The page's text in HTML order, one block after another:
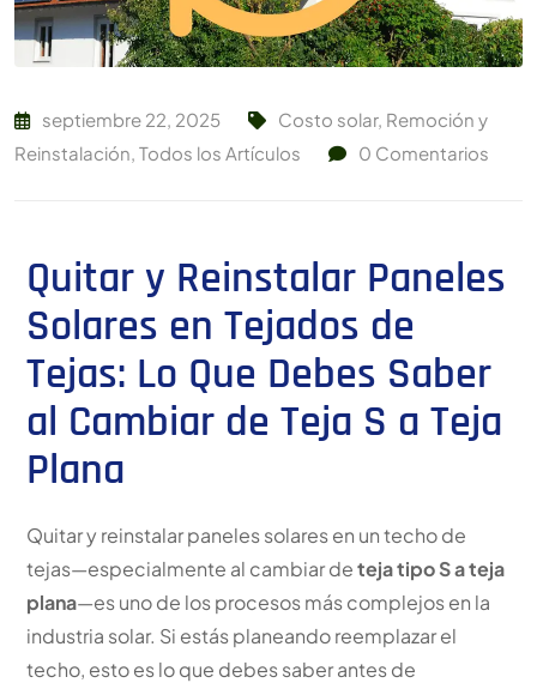
septiembre 22, 2025 Costo solar, Remoción y
Reinstalación, Todos los Artículos 0 Comentarios
Quitar y Reinstalar Paneles
Solares en Tejados de
Tejas: Lo Que Debes Saber
al Cambiar de Teja S a Teja
Plana
Quitar y reinstalar paneles solares en un techo de
tejas—especialmente al cambiar deteja tipo S a teja
plana—es uno de los procesos más complejos en la
industria solar. Si estás planeando reemplazar el
techo, esto es lo que debes saber antes de